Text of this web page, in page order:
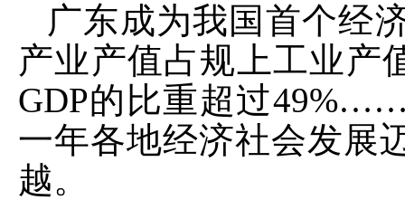
广东成为我国首个经
产业产值占规上工业产
GDP的比重超过
一年各地经济社会发展
越。